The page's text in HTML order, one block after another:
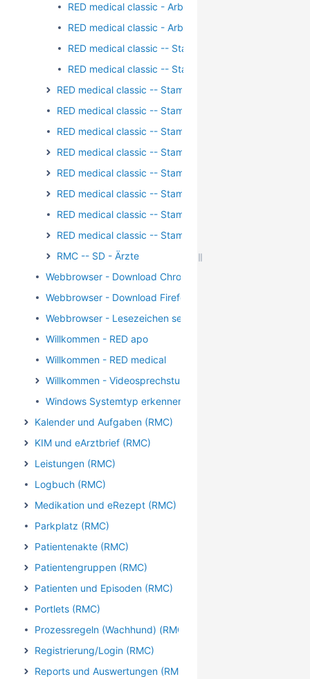
RED medical classic - Arbeitsplatz - Telematik -
RED medical classic - Arbeitsplatz - Telematik - TI-
RED medical classic -- Stammdaten - Arbeitsplatz -
RED medical classic -- Stammdaten - Arbeitsplatz -
RED medical classic -- Stammdaten - Arzneimittel
RED medical classic -- Stammdaten -
RED medical classic -- Stammdaten - Briefvorlage
RED medical classic -- Stammdaten - Diagnosen
RED medical classic -- Stammdaten - Kalender
RED medical classic -- Stammdaten - Leistungen
RED medical classic -- Stammdaten - Organisationen
RED medical classic -- Stammdaten - Textbausteine
RMC -- SD - Ärzte
Webbrowser - Download Chrome
Webbrowser - Download Firefox
Webbrowser - Lesezeichen setzen
Willkommen - RED apo
Willkommen - RED medical
Willkommen - Videosprechstunde
Windows Systemtyp erkennen
Kalender und Aufgaben (RMC)
KIM und eArztbrief (RMC)
Leistungen (RMC)
Logbuch (RMC)
Medikation und eRezept (RMC)
Parkplatz (RMC)
Patientenakte (RMC)
Patientengruppen (RMC)
Patienten und Episoden (RMC)
Portlets (RMC)
Prozessregeln (Wachhund) (RMC)
Registrierung/Login (RMC)
Reports und Auswertungen (RMC)